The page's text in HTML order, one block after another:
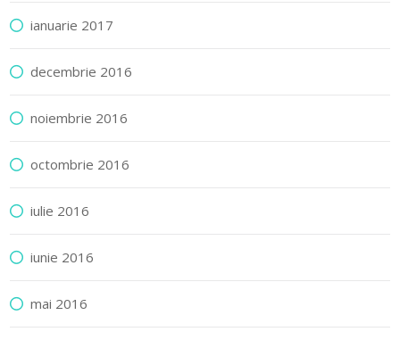
ianuarie 2017
decembrie 2016
noiembrie 2016
octombrie 2016
iulie 2016
iunie 2016
mai 2016